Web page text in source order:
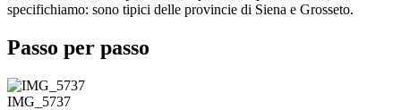
specifichiamo: sono tipici delle provincie di Siena e Grosseto.
Passo per passo
IMG_5737